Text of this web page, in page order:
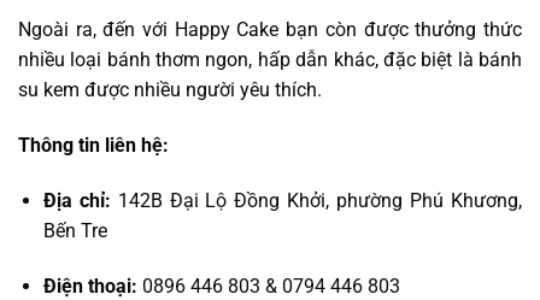
Ngoài ra, đến với Happy Cake bạn còn được thưởng thức
nhiều loại bánh thơm ngon, hấp dẫn khác, đặc biệt là bánh
su kem được nhiều người yêu thích.
Thông tin liên hệ:
Địa chỉ: 142B Đại Lộ Đồng Khởi, phường Phú Khương,
Bến Tre
Điện thoại: 0896 446 803 & 0794 446 803